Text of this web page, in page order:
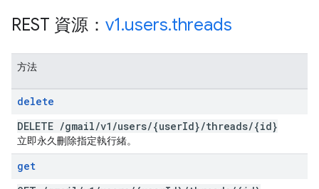
REST 資源： v1.users.threads
方法
delete
DELETE /gmail/v1 /users/{userId}/threads/{id}
立即永久刪除指定執行緒。
get